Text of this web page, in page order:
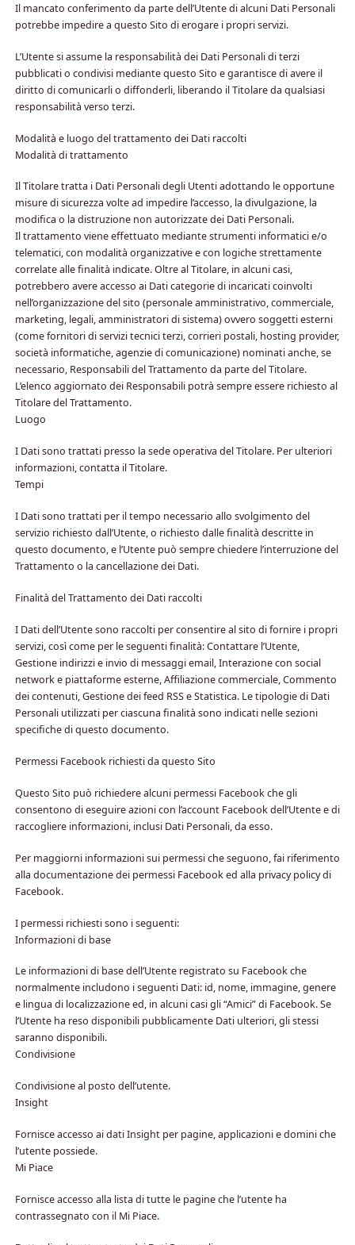
Il mancato conferimento da parte dell’Utente di alcuni Dati Personali
potrebbe impedire a questo Sito di erogare i propri servizi.
L’Utente si assume la responsabilità dei Dati Personali di terzi
pubblicati o condivisi mediante questo Sito e garantisce di avere il
diritto di comunicarli o diffonderli, liberando il Titolare da qualsiasi
responsabilità verso terzi.
Modalità e luogo del trattamento dei Dati raccolti
Modalità di trattamento
Il Titolare tratta i Dati Personali degli Utenti adottando le opportune
misure di sicurezza volte ad impedire l’accesso, la divulgazione, la
modifica o la distruzione non autorizzate dei Dati Personali.
Il trattamento viene effettuato mediante strumenti informatici e/o
telematici, con modalità organizzative e con logiche strettamente
correlate alle finalità indicate. Oltre al Titolare, in alcuni casi,
potrebbero avere accesso ai Dati categorie di incaricati coinvolti
nell’organizzazione del sito (personale amministrativo, commerciale,
marketing, legali, amministratori di sistema) ovvero soggetti esterni
(come fornitori di servizi tecnici terzi, corrieri postali, hosting provider,
società informatiche, agenzie di comunicazione) nominati anche, se
necessario, Responsabili del Trattamento da parte del Titolare.
L’elenco aggiornato dei Responsabili potrà sempre essere richiesto al
Titolare del Trattamento.
Luogo
I Dati sono trattati presso la sede operativa del Titolare. Per ulteriori
informazioni, contatta il Titolare.
Tempi
I Dati sono trattati per il tempo necessario allo svolgimento del
servizio richiesto dall’Utente, o richiesto dalle finalità descritte in
questo documento, e l’Utente può sempre chiedere l’interruzione del
Trattamento o la cancellazione dei Dati.
Finalità del Trattamento dei Dati raccolti
I Dati dell’Utente sono raccolti per consentire al sito di fornire i propri
servizi, così come per le seguenti finalità: Contattare l’Utente,
Gestione indirizzi e invio di messaggi email, Interazione con social
network e piattaforme esterne, Affiliazione commerciale, Commento
dei contenuti, Gestione dei feed RSS e Statistica. Le tipologie di Dati
Personali utilizzati per ciascuna finalità sono indicati nelle sezioni
specifiche di questo documento.
Permessi Facebook richiesti da questo Sito
Questo Sito può richiedere alcuni permessi Facebook che gli
consentono di eseguire azioni con l’account Facebook dell’Utente e di
raccogliere informazioni, inclusi Dati Personali, da esso.
Per maggiorni informazioni sui permessi che seguono, fai riferimento
alla documentazione dei permessi Facebook ed alla privacy policy di
Facebook.
I permessi richiesti sono i seguenti:
Informazioni di base
Le informazioni di base dell’Utente registrato su Facebook che
normalmente includono i seguenti Dati: id, nome, immagine, genere
e lingua di localizzazione ed, in alcuni casi gli “Amici” di Facebook. Se
l’Utente ha reso disponibili pubblicamente Dati ulteriori, gli stessi
saranno disponibili.
Condivisione
Condivisione al posto dell’utente.
Insight
Fornisce accesso ai dati Insight per pagine, applicazioni e domini che
l’utente possiede.
Mi Piace
Fornisce accesso alla lista di tutte le pagine che l’utente ha
contrassegnato con il Mi Piace.